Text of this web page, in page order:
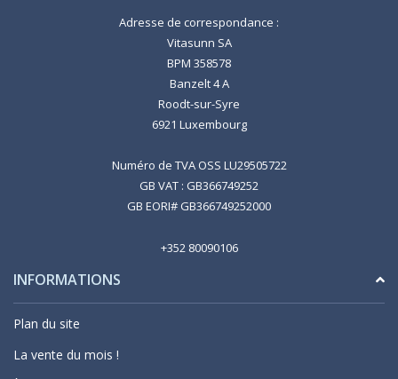
Adresse de correspondance :
Vitasunn SA
BPM 358578
Banzelt 4 A
Roodt-sur-Syre
6921 Luxembourg
Numéro de TVA OSS LU29505722
GB VAT : GB366749252
GB EORI# GB366749252000
+352 80090106
INFORMATIONS
Plan du site
La vente du mois !